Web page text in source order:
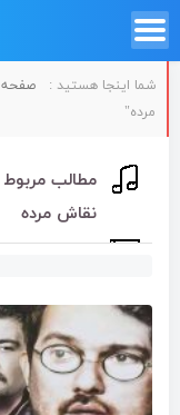
شما اینجا هستید : صفحه
مرده"
مطالب
نقاش مرده